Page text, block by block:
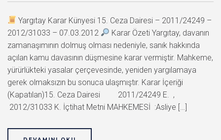
Yargıtay Karar Künyesi 15. Ceza Dairesi – 2011/24249 –
2012/31033 – 07.03.2012
Karar Özeti Yargıtay, davanın
zamanaşımının dolmuş olması nedeniyle, sanık hakkında
açılan kamu davasının düşmesine karar vermiştir. Mahkeme,
yürürlükteki yasalar çerçevesinde, yeniden yargılamaya
gerek olmaksızın bu sonuca ulaşmıştır. Karar İçeriği
(Kapatılan)15. Ceza Dairesi 2011/24249 E. ,
2012/31033 K. İçtihat Metni MAHKEMESİ :Asliye […]